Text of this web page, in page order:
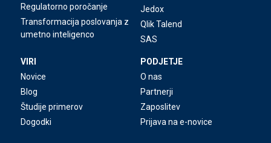
Regulatorno poročanje
Transformacija poslovanja z
umetno inteligenco
Jedox
Qlik Talend
SAS
VIRI
Novice
Blog
Študije primerov
Dogodki
PODJETJE
O nas
Partnerji
Zaposlitev
Prijava na e-novice